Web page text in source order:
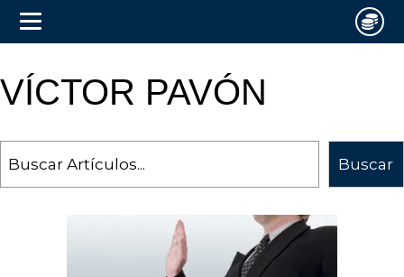
VÍCTOR PAVÓN
Buscar